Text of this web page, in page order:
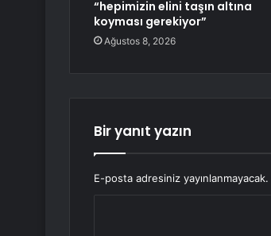
“hepimizin elini taşın altına
koyması gerekiyor”
Ağustos 8, 2026
Bir yanıt yazın
E-posta adresiniz yayınlanmayacak.